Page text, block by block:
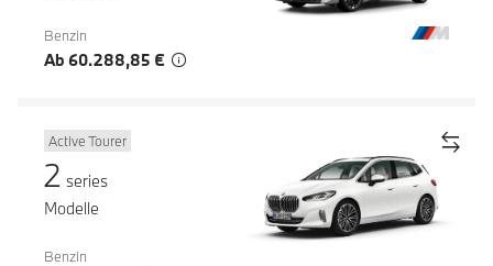
Benzin
Ab 60.288,85 €
Active Tourer
2 series
Modelle
Benzin